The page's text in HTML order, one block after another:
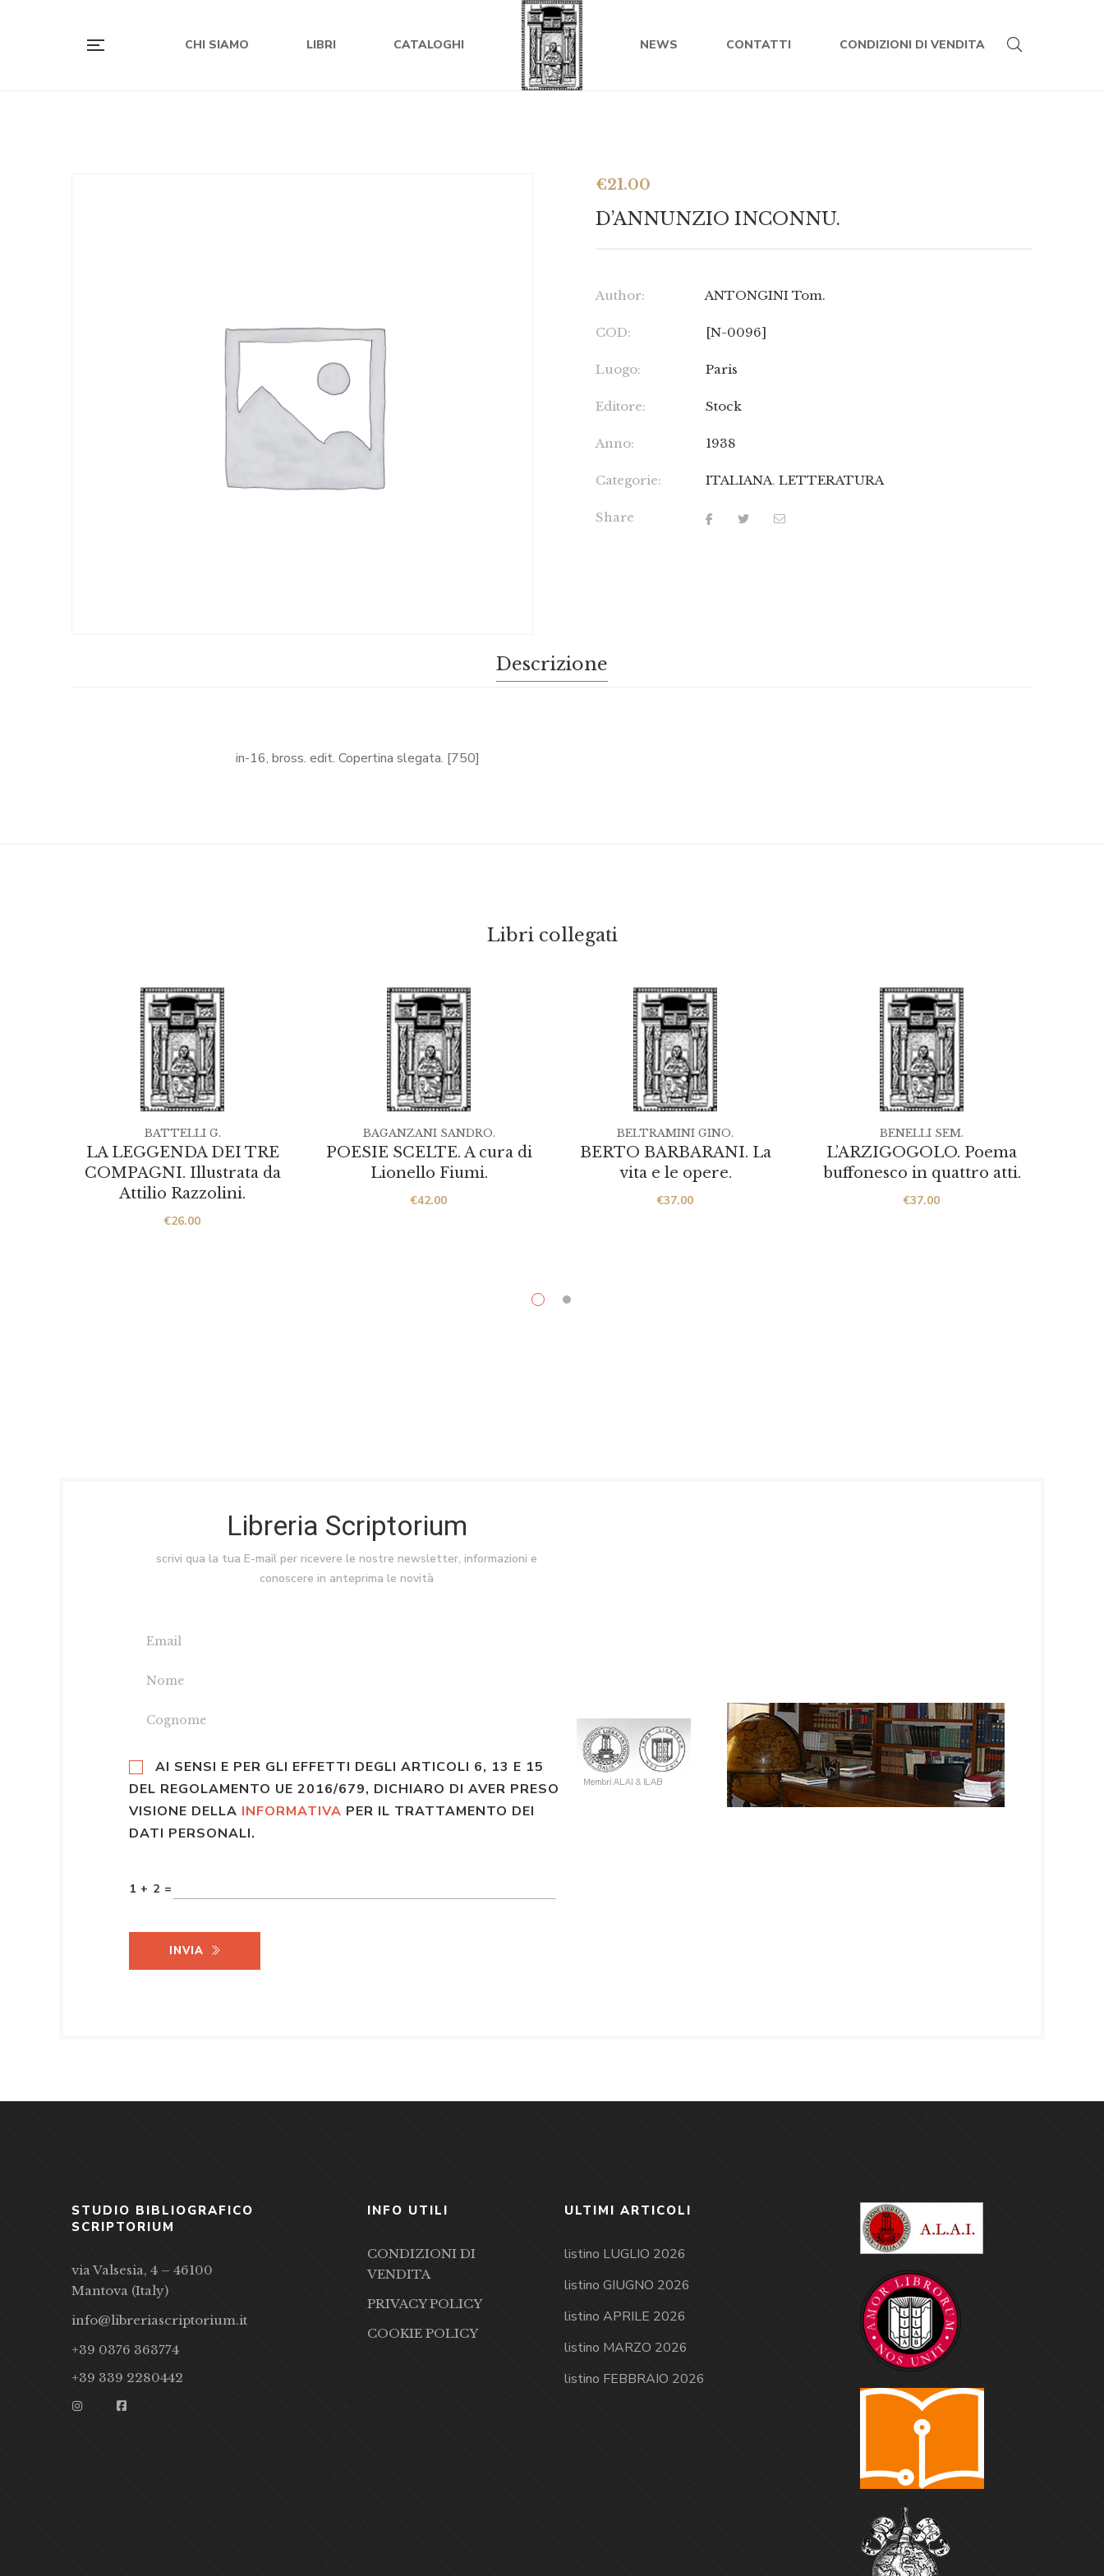
CHI SIAMO LIBRI CATALOGHI NEWS CONTATTI CONDIZIONI DI VENDITA
€21.00
D’ANNUNZIO INCONNU.
Author: ANTONGINI Tom.
COD: [N-0096]
Luogo: Paris
Editore: Stock
Anno: 1938
Categorie: ITALIANA,LETTERATURA
Share
Descrizione
in-16, bross. edit. Copertina slegata. [750]
Libri collegati
LA LEGGENDA DEI TRE
COMPAGNI. Illustrata da
Attilio Razzolini.
€26.00
BATTELLI G.
POESIE SCELTE. A cura di
Lionello Fiumi.
€42.00
BAGANZANI SANDRO.
BERTO BARBARANI. La
vita e le opere.
€37.00
BELTRAMINI GINO.
L’ARZIGOGOLO. Poema
buffonesco in quattro atti.
€37.00
BENELLI SEM.
Libreria Scriptorium
scrivi qua la tua E-mail per ricevere le nostre newsletter, informazioni e
conoscere in anteprima le novità
AI SENSI E PER GLI EFFETTI DEGLI ARTICOLI 6, 13 E 15
DEL REGOLAMENTO UE 2016/679, DICHIARO DI AVER PRESO
VISIONE DELLA INFORMATIVA PER IL TRATTAMENTO DEI
DATI PERSONALI.
1 + 2 =
INVIA
STUDIO BIBLIOGRAFICO
SCRIPTORIUM
via Valsesia, 4 – 46100
Mantova (Italy)
info@libreriascriptorium.it
+39 0376 363774
+39 339 2280442
INFO UTILI
CONDIZIONI DI
VENDITA
PRIVACY POLICY
COOKIE POLICY
ULTIMI ARTICOLI
listino LUGLIO 2026
listino GIUGNO 2026
listino APRILE 2026
listino MARZO 2026
listino FEBBRAIO 2026